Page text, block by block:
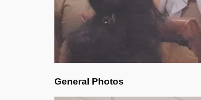
General Photos